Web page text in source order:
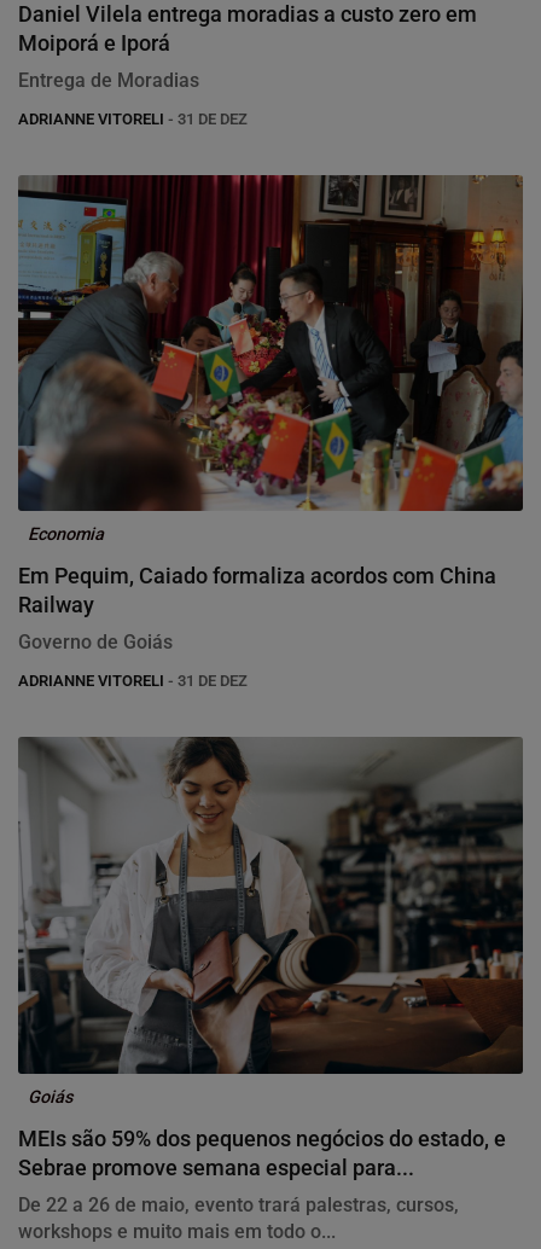
Daniel Vilela entrega moradias a custo zero em
Moiporá e Iporá
Entrega de Moradias
ADRIANNE VITORELI - 31 DE DEZ
Economia
Em Pequim, Caiado formaliza acordos com China
Railway
Governo de Goiás
ADRIANNE VITORELI - 31 DE DEZ
Goiás
MEIs são 59% dos pequenos negócios do estado, e
Sebrae promove semana especial para...
De 22 a 26 de maio, evento trará palestras, cursos,
workshops e muito mais em todo o...